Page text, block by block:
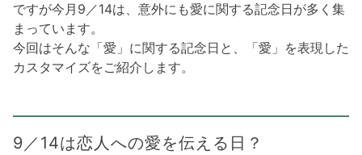
ですが今月9／14は、意外にも愛に関する記念日が多く集
まっています。
今回はそんな「愛」に関する記念日と、「愛」を表現した
カスタマイズをご紹介します。
9／14は恋人への愛を伝える日？